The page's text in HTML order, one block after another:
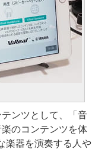
ンツとして、「音
のコンテンツを体
楽器を演奏する人や